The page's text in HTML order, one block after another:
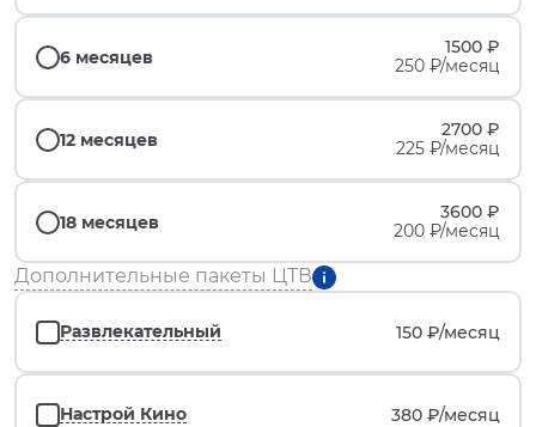
6 месяцев
1500 ₽
250 ₽/месяц
12 месяцев
2700 ₽
225 ₽/месяц
18 месяцев
3600 ₽
200 ₽/месяц
Дополнительные пакеты ЦТВ
Развлекательный 150 ₽/месяц
Настрой Кино 380 ₽/месяц